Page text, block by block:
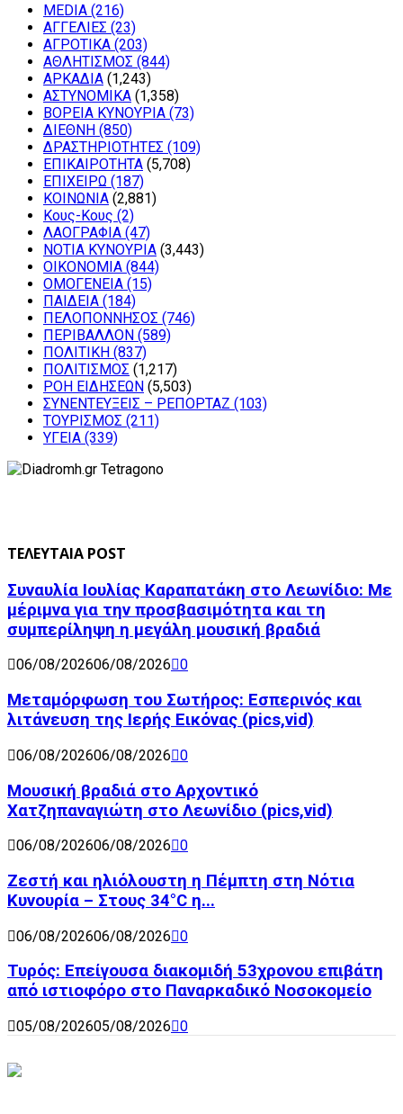
MEDIA (216)
ΑΓΓΕΛΙΕΣ (23)
ΑΓΡΟΤΙΚΑ (203)
ΑΘΛΗΤΙΣΜΟΣ (844)
ΑΡΚΑΔΙΑ (1,243)
ΑΣΤΥΝΟΜΙΚΑ (1,358)
ΒΟΡΕΙΑ ΚΥΝΟΥΡΙΑ (73)
ΔΙΕΘΝΗ (850)
ΔΡΑΣΤΗΡΙΟΤΗΤΕΣ (109)
ΕΠΙΚΑΙΡΟΤΗΤΑ (5,708)
ΕΠΙΧΕΙΡΩ (187)
ΚΟΙΝΩΝΙΑ (2,881)
Κους-Κους (2)
ΛΑΟΓΡΑΦΙΑ (47)
ΝΟΤΙΑ ΚΥΝΟΥΡΙΑ (3,443)
ΟΙΚΟΝΟΜΙΑ (844)
ΟΜΟΓΕΝΕΙΑ (15)
ΠΑΙΔΕΙΑ (184)
ΠΕΛΟΠΟΝΝΗΣΟΣ (746)
ΠΕΡΙΒΑΛΛΟΝ (589)
ΠΟΛΙΤΙΚΗ (837)
ΠΟΛΙΤΙΣΜΟΣ (1,217)
ΡΟΗ ΕΙΔΗΣΕΩΝ (5,503)
ΣΥΝΕΝΤΕΥΞΕΙΣ – ΡΕΠΟΡΤΑΖ (103)
ΤΟΥΡΙΣΜΟΣ (211)
ΥΓΕΙΑ (339)
ΤΕΛΕΥΤΑΙΑ POST
Συναυλία Ιουλίας Καραπατάκη στο Λεωνίδιο: Με
μέριμνα για την προσβασιμότητα και τη
συμπερίληψη η μεγάλη μουσική βραδιά
06/08/202606/08/2026 0
Μεταμόρφωση του Σωτήρος: Εσπερινός και
λιτάνευση της Ιερής Εικόνας (pics,vid)
06/08/202606/08/2026 0
Μουσική βραδιά στο Αρχοντικό
Χατζηπαναγιώτη στο Λεωνίδιο (pics,vid)
06/08/202606/08/2026 0
Ζεστή και ηλιόλουστη η Πέμπτη στη Νότια
Κυνουρία – Στους 34°C η...
06/08/202606/08/2026 0
Τυρός: Επείγουσα διακομιδή 53χρονου επιβάτη
από ιστιοφόρο στο Παναρκαδικό Νοσοκομείο
05/08/202605/08/2026 0